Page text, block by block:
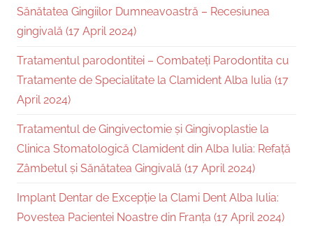
Sănătatea Gingiilor Dumneavoastră – Recesiunea
gingivală (17 April 2024)
Tratamentul parodontitei – Combateți Parodontita cu
Tratamente de Specialitate la Clamident Alba Iulia (17
April 2024)
Tratamentul de Gingivectomie și Gingivoplastie la
Clinica Stomatologică Clamident din Alba Iulia: Refață
Zâmbetul și Sănătatea Gingivală (17 April 2024)
Implant Dentar de Excepție la Clami Dent Alba Iulia:
Povestea Pacientei Noastre din Franța (17 April 2024)